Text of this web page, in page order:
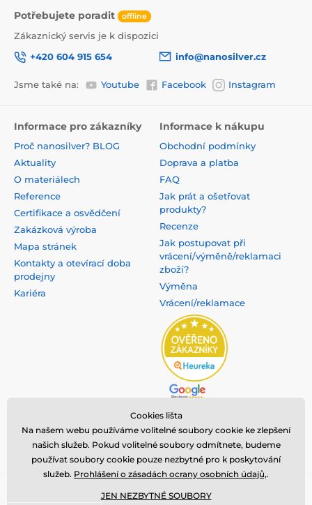
Potřebujete poradit offline
Zákaznický servis je k dispozici
+420 604 915 654
info@nanosilver.cz
Jsme také na: Youtube Facebook Instagram
Informace pro zákazníky
Proč nanosilver? BLOG
Aktuality
O materiálech
Reference
Certifikace a osvědčení
Zakázková výroba
Mapa stránek
Kontakty a otevírací doba
prodejny
Kariéra
Informace k nákupu
Obchodní podmínky
Doprava a platba
FAQ
Jak prát a ošetřovat
produkty?
Recenze
Jak postupovat při
vrácení/výměně/reklamaci
zboží?
Výměna
Vrácení/reklamace
Copyright ©2008 - 2025, všechna práva vyhrazena,
Cookies lišta
Na našem webu používáme volitelné soubory cookie ke zlepšení
našich služeb. Pokud volitelné soubory odmítnete, budeme
používat soubory cookie pouze nezbytné pro k poskytování
služeb. Prohlášení o zásadách ocrany osobních údajů,.
JEN NEZBYTNÉ SOUBORY